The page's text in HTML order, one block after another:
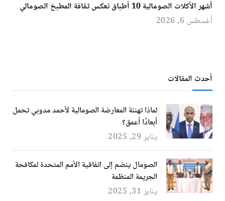
أشهر الأكلات الصومالية 10 أطباق تعكس ثقافة المطبخ الصومالي
أغسطس 6, 2026
أحدث المقالات
لماذا تهنئة المعارضة الصومالية لأحمد مدوبي تحمل
أبعادًا أعمق؟
يناير 29, 2025
الصومال ينضم إلى اتفاقية الأمم المتحدة لمكافحة
الجريمة المنظمة
يناير 31, 2025